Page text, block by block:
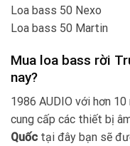
Loa bass 50 Nexo
Loa bass 50 Martin
Mua loa bass rời
nay?
1986 AUDIO với hơn
cung cấp các thiết bị
Quốc tại đây bạn sẽ